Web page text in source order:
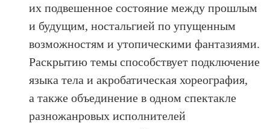
их подвешенное состояние между прошлым
и будущим, ностальгией по упущенным
возможностям и утопическими фантазиями.
Раскрытию темы способствует подключение
языка тела и акробатическая хореография,
а также объединение в одном спектакле
разножанровых исполнителей